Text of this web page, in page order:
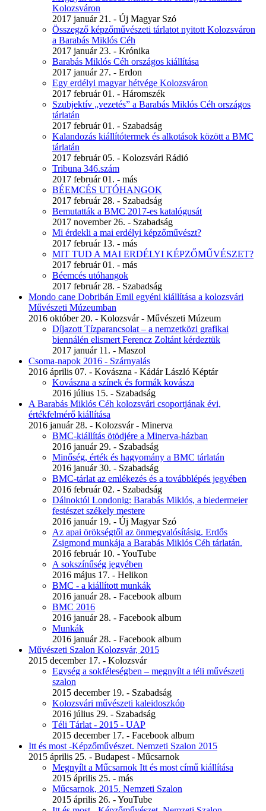
Kolozsváron
2017 január 21. - Új Magyar Szó
Összegző képzőművészeti tárlatot nyitott Kolozsváron
a Barabás Miklós Céh
2017 január 23. - Krónika
Barabás Miklós Céh országos kiállítása
2017 január 27. - Erdon
Egy erdélyi magyar hétvége Kolozsváron
2017 február 01. - Háromszék
Szubjektív „vezetés” a Barabás Miklós Céh országos
tárlatán
2017 február 01. - Szabadság
Kalandozás kiállítótermek és alkotások között a BMC
tárlatán
2017 február 05. - Kolozsvári Rádió
Tribuna 346.szám
2017 február 01. - más
BÉEMCÉS UTÓHANGOK
2017 február 28. - Szabadság
Bemutatták a BMC 2017-es katalógusát
2017 november 26. - Szabadság
Mi érdekli a mai erdélyi képzőművészt?
2017 február 13. - más
MIT TUD A MAI ERDÉLYI KÉPZŐMŰVÉSZET?
2017 február 01. - más
Béemcés utóhangok
2017 február 28. - Szabadság
Mondo cane Dobribán Emil egyéni kiállítása a kolozsvári
Művészeti Múzeumban
2016 október 20. - Kolozsvár - Művészeti Múzeum
Díjazott Tízparancsolat – a nemzetközi grafikai
biennálén elismert Ferencz Zoltánt kérdeztük
2017 január 11. - Maszol
Csoma-napok 2016 - Szárnyalás
2016 április 07. - Kovászna - Kádár László Képtár
Kovászna a színek és formák kovásza
2016 július 15. - Szabadság
A Barabás Miklós Céh kolozsvári csoportjának évi,
értékfelmérő kiállítása
2016 január 28. - Kolozsvár - Minerva
BMC-kiállítás ötödjére a Minerva-házban
2016 január 29. - Szabadság
Minőség, érték és hagyomány a BMC tárlatán
2016 január 30. - Szabadság
BMC-tárlat az emlékezés és a továbblépés jegyében
2016 február 02. - Szabadság
Dálnoktól Londonig: Barabás Miklós, a biedermeier
festészet székely mestere
2016 január 19. - Új Magyar Szó
Az apai örökségtől az önmegvalósításig. Erdős
Zsigmond munkája a Barabás Miklós Céh tárlatán.
2016 február 10. - YouTube
A sokszínűség jegyében
2016 május 17. - Helikon
BMC - a kiállított munkák
2016 január 28. - Facebook album
BMC 2016
2016 január 28. - Facebook album
Munkák
2016 január 28. - Facebook album
Művészeti Szalon Kolozsvár, 2015
2015 december 17. - Kolozsvár
Egység a sokféleségben – megnyílt a téli művészeti
szalon
2015 december 19. - Szabadság
Kolozsvári művészeti kaleidoszkóp
2016 július 29. - Szabadság
Téli Tárlat - 2015 - UAP
2015 december 17. - Facebook album
Itt és most -Képzőművészet. Nemzeti Szalon 2015
2015 április 25. - Budapest - Műcsarnok
Megnyílt a Műcsarnok Itt és most című kiállítása
2015 április 25. - más
Műcsarnok, 2015. Nemzeti Szalon
2015 április 26. - YouTube